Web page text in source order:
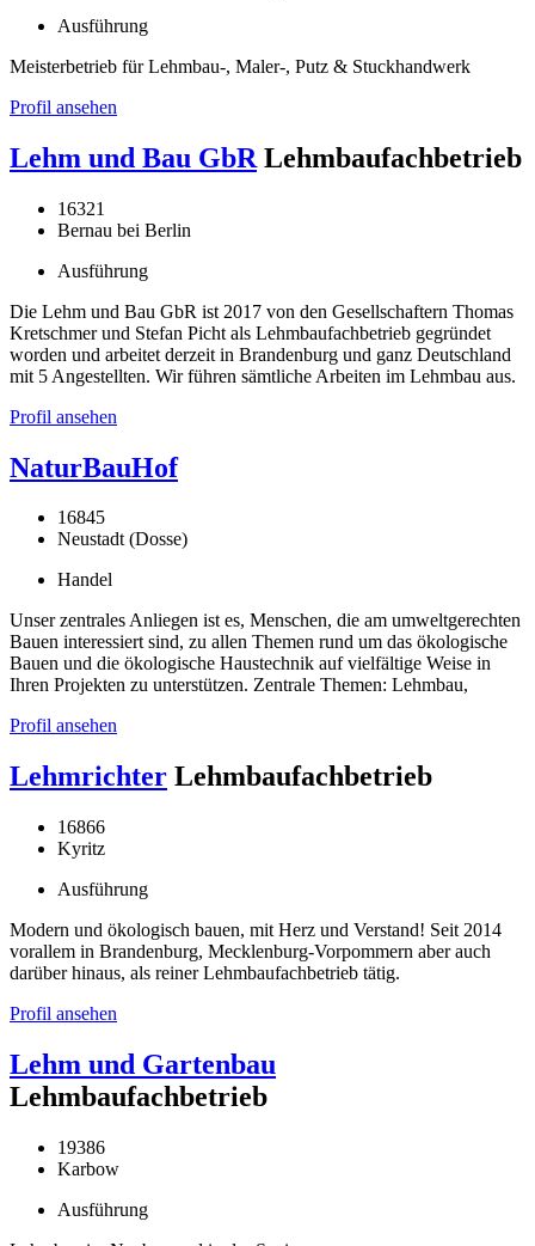
Ausführung
Meisterbetrieb für Lehmbau-, Maler-, Putz & Stuckhandwerk
Profil ansehen
Lehm und Bau GbR Lehmbaufachbetrieb
16321
Bernau bei Berlin
Ausführung
Die Lehm und Bau GbR ist 2017 von den Gesellschaftern Thomas
Kretschmer und Stefan Picht als Lehmbaufachbetrieb gegründet
worden und arbeitet derzeit in Brandenburg und ganz Deutschland
mit 5 Angestellten. Wir führen sämtliche Arbeiten im Lehmbau aus.
Profil ansehen
NaturBauHof
16845
Neustadt (Dosse)
Handel
Unser zentrales Anliegen ist es, Menschen, die am umweltgerechten
Bauen interessiert sind, zu allen Themen rund um das ökologische
Bauen und die ökologische Haustechnik auf vielfältige Weise in
Ihren Projekten zu unterstützen. Zentrale Themen: Lehmbau,
Profil ansehen
Lehmrichter Lehmbaufachbetrieb
16866
Kyritz
Ausführung
Modern und ökologisch bauen, mit Herz und Verstand! Seit 2014
vorallem in Brandenburg, Mecklenburg-Vorpommern aber auch
darüber hinaus, als reiner Lehmbaufachbetrieb tätig.
Profil ansehen
Lehm und Gartenbau
Lehmbaufachbetrieb
19386
Karbow
Ausführung